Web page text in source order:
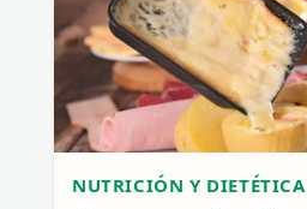
NUTRICIÓN Y DIETÉTICA